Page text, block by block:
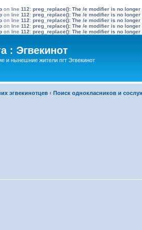
on line 112: preg_replace(): The /e modifier is no
on line 112: preg_replace(): The /e modifier is no
on line 112: preg_replace(): The /e modifier is no
on line 112: preg_replace(): The /e modifier is no
on line 112: preg_replace(): The /e modifier is no
: Эгвекинот
и нынешние жители пгт Эгвекинот
эгвекинотцев ‹ Поиск однокласников и